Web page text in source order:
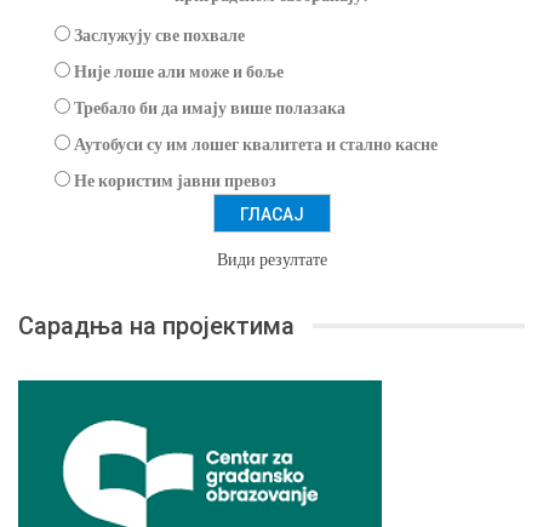
Заслужују све похвале
Није лоше али може и боље
Требало би да имају више полазака
Аутобуси су им лошег квалитета и стално касне
Не користим јавни превоз
Види резултате
Сарадња на пројектима